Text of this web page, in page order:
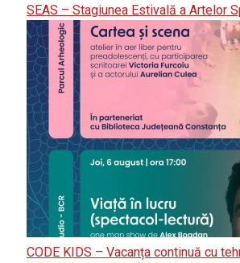
SEAS – Stagiunea Estivală a Artelor
CODE KIDS – Vacanța continuă cu